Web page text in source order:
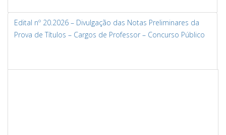
Edital nº 20.2026 – Divulgação das Notas Preliminares da
Prova de Títulos – Cargos de Professor – Concurso Público